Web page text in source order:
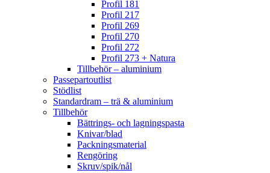
Profil 181
Profil 217
Profil 269
Profil 270
Profil 272
Profil 273 + Natura
Tillbehör – aluminium
Passepartoutlist
Stödlist
Standardram – trä & aluminium
Tillbehör
Bättrings- och lagningspasta
Knivar/blad
Packningsmaterial
Rengöring
Skruv/spik/nål